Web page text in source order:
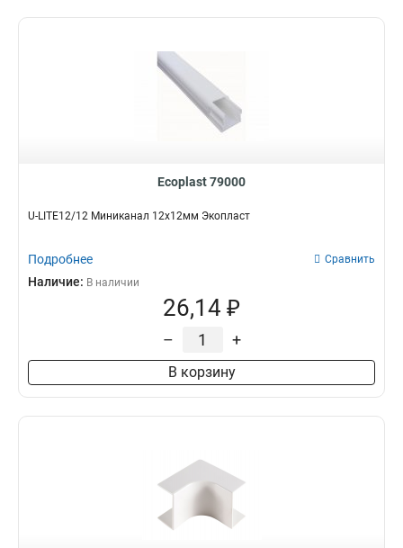
Ecoplast 79000
U-LITE12/12 Миниканал 12х12мм Экопласт
Подробнее Сравнить
Наличие: В наличии
26,14 ₽
– +
В корзину